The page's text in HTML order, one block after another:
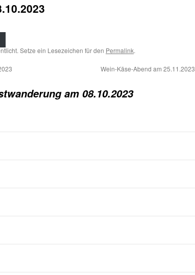
Setze ein Lesezeichen für den Permalink.
Wein-Käse-Abend am 25.11.2023
am 08.10.2023